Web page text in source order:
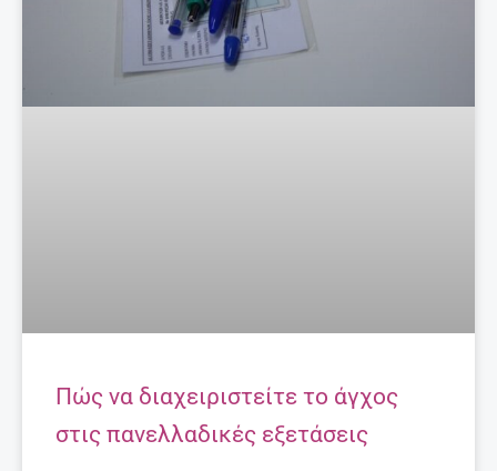
Πώς να διαχειριστείτε το άγχος
στις πανελλαδικές εξετάσεις